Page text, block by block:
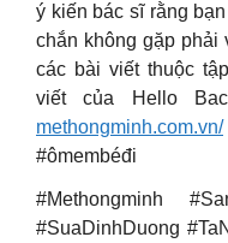
ý kiến bác sĩ rằng
chắn không gặp phải
các bài viết thuộc
viết của Hello
methongminh.com.vn/
#ômembéđi
#Methongminh
#SuaDinhDuong